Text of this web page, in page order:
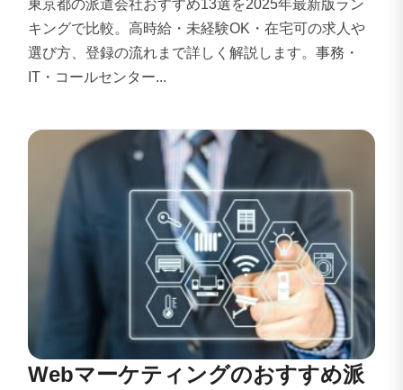
東京都の派遣会社おすすめ13選を2025年最新版ラン
キングで比較。高時給・未経験OK・在宅可の求人や
選び方、登録の流れまで詳しく解説します。事務・
IT・コールセンター...
Webマーケティングのおすすめ派